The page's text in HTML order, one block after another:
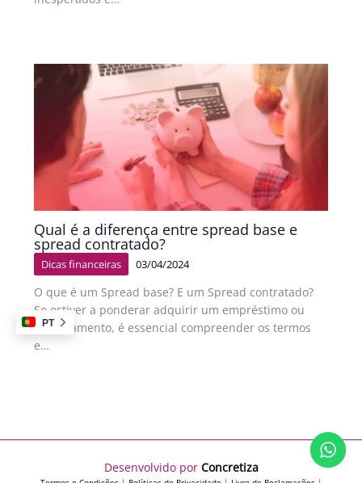
Qual é a diferença entre spread base e
spread contratado?
Dicas financeiras 03/04/2024
O que é um Spread base? E um Spread contratado?
Se estiver a ponderar adquirir um empréstimo ou
financiamento, é essencial compreender os termos
e…
Desenvolvido por Concretiza
PT